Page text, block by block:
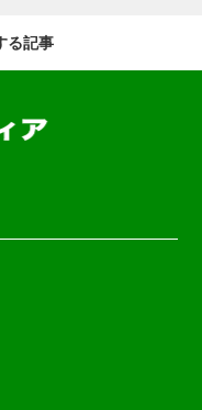
る記事